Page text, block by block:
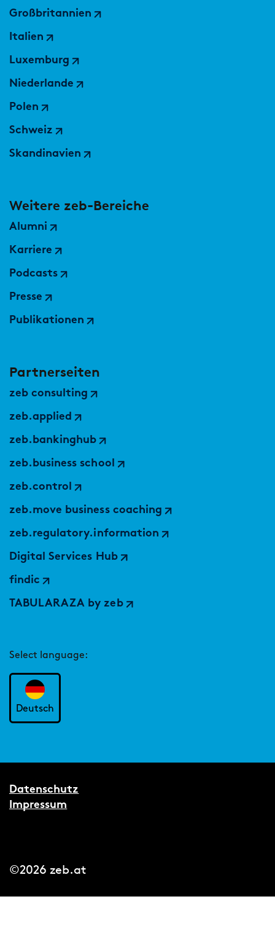
Großbritannien
Italien
Luxemburg
Niederlande
Polen
Schweiz
Skandinavien
Weitere zeb-Bereiche
Alumni
Karriere
Podcasts
Presse
Publikationen
Partnerseiten
zeb consulting
zeb.applied
zeb.bankinghub
zeb.business school
zeb.control
zeb.move business coaching
zeb.regulatory.information
Digital Services Hub
findic
TABULARAZA by zeb
Select language:
Deutsch
©2026 zeb.at
Datenschutz
Impressum